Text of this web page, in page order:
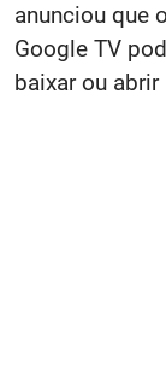
anunciou que
Google TV
baixar ou